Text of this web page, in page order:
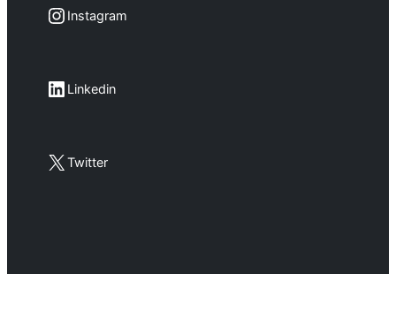
Instagram Instagram
LinkedIn Linkedin
X Twitter